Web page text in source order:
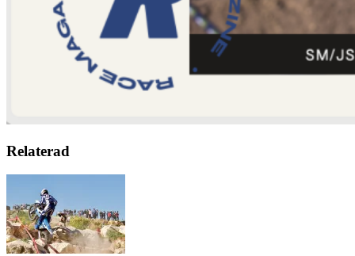
Relaterad